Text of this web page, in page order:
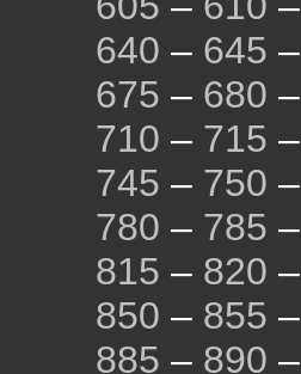
640 – 645 –
675 – 680 –
710 – 715 –
745 – 750 –
780 – 785 –
815 – 820 –
850 – 855 –
885 – 890 –